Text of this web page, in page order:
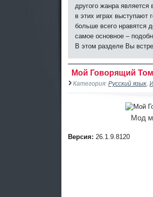
другого жанра
в этих играх выступают
больше всего нравятся
самое основное –
В этом разделе Вы
Мой Говорящий Том
Категория: Русский язык
Мод
Версия: 26.1.9.8120